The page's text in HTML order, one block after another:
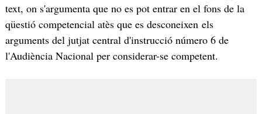
text, on s'argumenta que no es pot entrar en el fons de la
qüestió competencial atès que es desconeixen els
arguments del jutjat central d'instrucció número 6 de
l'Audiència Nacional per considerar-se competent.